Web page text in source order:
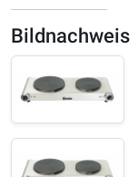
Bildnachweis